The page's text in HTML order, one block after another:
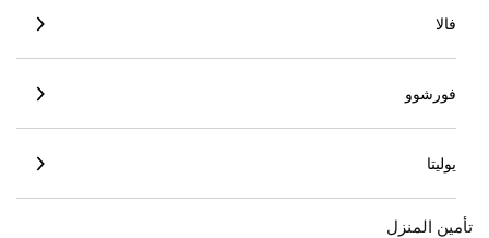
فالا
فورشوو
يوليتا
تأمين المنزل